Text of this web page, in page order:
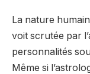
La nature
voit scrutée par
personnalités
Même si